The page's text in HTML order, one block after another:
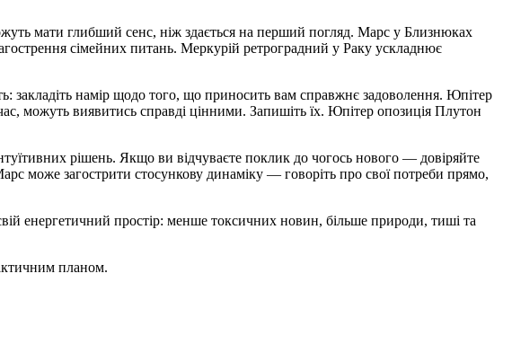
мати глибший сенс, ніж здається на перший погляд. Марс у Близнюках
сімейних питань. Меркурій ретроградний у Раку ускладнює
закладіть намір щодо того, що приносить вам справжнє задоволення. Юпітер
можуть виявитись справді цінними. Запишіть їх. Юпітер опозиція Плутон
рішень. Якщо ви відчуваєте поклик до чогось нового — довіряйте
може загострити стосункову динаміку — говоріть про свої потреби прямо,
енергетичний простір: менше токсичних новин, більше природи, тиші та
планом.